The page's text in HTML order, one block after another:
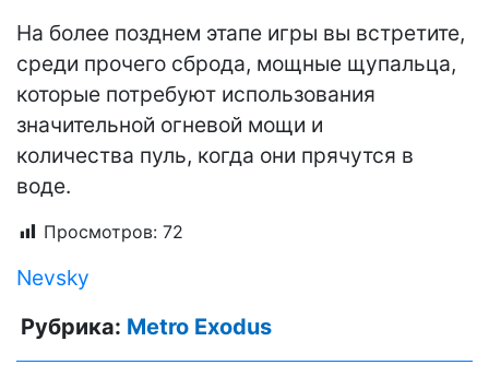
На более позднем этапе игры вы встретите,
среди прочего сброда, мощные щупальца,
которые потребуют использования
значительной огневой мощи и
количества пуль, когда они прячутся в
воде.
Просмотров: 72
Nevsky
Рубрика: Metro Exodus